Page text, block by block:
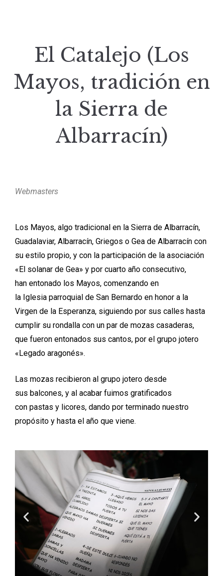
El Catalejo (Los
Mayos, tradición en
la Sierra de
Albarracín)
Webmasters
Los Mayos, algo tradicional en la Sierra de Albarracín,
Guadalaviar, Albarracín, Griegos o Gea de Albarracín con
su estilo propio, y con la participación de la asociación
«El solanar de Gea» y por cuarto año consecutivo,
han entonado los Mayos, comenzando en
la Iglesia parroquial de San Bernardo en honor a la
Virgen de la Esperanza, siguiendo por sus calles hasta
cumplir su rondalla con un par de mozas casaderas,
que fueron entonados sus cantos, por el grupo jotero
«Legado aragonés».
Las mozas recibieron al grupo jotero desde
sus balcones, y al acabar fuimos gratificados
con pastas y licores, dando por terminado nuestro
propósito y hasta el año que viene.